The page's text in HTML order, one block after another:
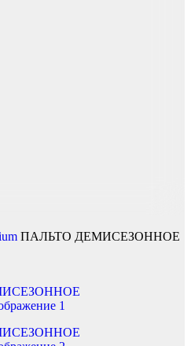
ПАЛЬТО ДЕМИСЕЗОННОЕ